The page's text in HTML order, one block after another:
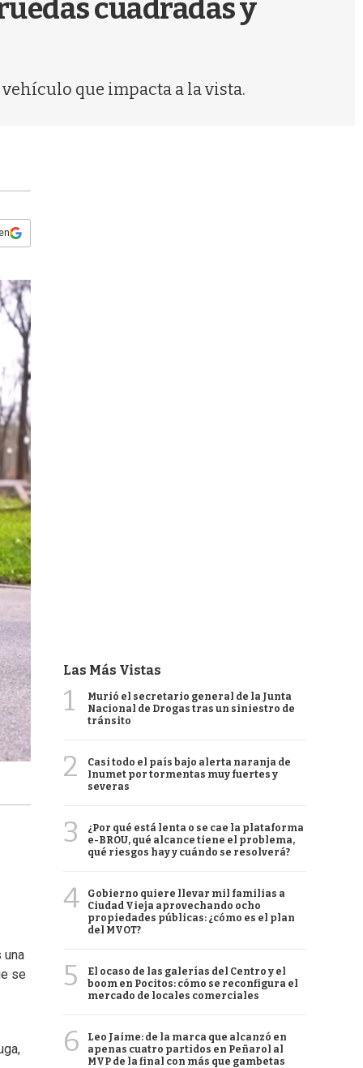
cuadradas y
que impacta a la vista.
una
se
Las Más Vistas
1
Murió el secretario general de la Junta
Nacional de Drogas tras un siniestro de
tránsito
2
Casi todo el país bajo alerta naranja de
Inumet por tormentas muy fuertes y
severas
3
¿Por qué está lenta o se cae la plataforma
e-BROU, qué alcance tiene el problema,
qué riesgos hay y cuándo se resolverá?
4
Gobierno quiere llevar mil familias a
Ciudad Vieja aprovechando ocho
propiedades públicas: ¿cómo es el plan
del MVOT?
5
El ocaso de las galerías del Centro y el
boom en Pocitos: cómo se reconfigura el
mercado de locales comerciales
6
Leo Jaime: de la marca que alcanzó en
apenas cuatro partidos en Peñarol al
MVP de la final con más que gambetas